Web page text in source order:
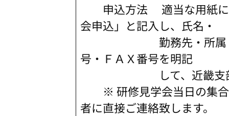
申込方法 適当な用紙に
会申込」と記入し、氏名
勤務先・所属・役職
号・ＦＡＸ番号を明記
して、近畿支部あて
※ 研修見学会当日の集合
者に直接ご連絡致します。